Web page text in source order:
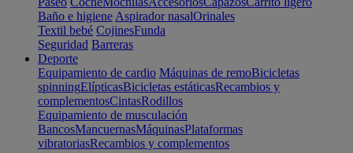
Baño e higiene Aspirador nasalOrinales
Textil bebé CojinesFunda
Seguridad Barreras
Deporte
Equipamiento de cardio Máquinas de remoBicicletas
spinningElípticasBicicletas estáticasRecambios y
complementosCintasRodillos
Equipamiento de musculación
BancosMancuernasMáquinasPlataformas
vibratoriasRecambios y complementos